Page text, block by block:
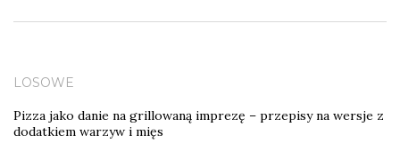
LOSOWE
Pizza jako danie na grillowaną imprezę – przepisy na wersje z
dodatkiem warzyw i mięs